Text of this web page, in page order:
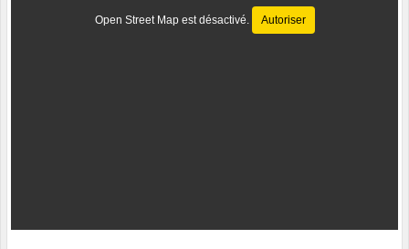
Open Street Map est désactivé. Autoriser